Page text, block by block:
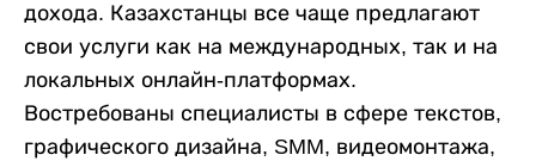
дохода. Казахстанцы все чаще предлагают
свои услуги как на международных, так и на
локальных онлайн-платформах.
Востребованы специалисты в сфере текстов,
графического дизайна, SMM, видеомонтажа,